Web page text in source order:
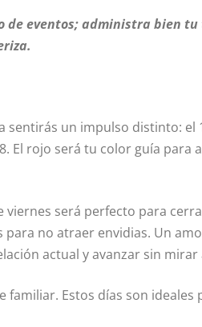
de eventos; administra bien
sentirás un impulso distinto:
El rojo será tu color guía
viernes será perfecto para
no atraer envidias. Un
actual y avanzar sin mirar
familiar. Estos días son